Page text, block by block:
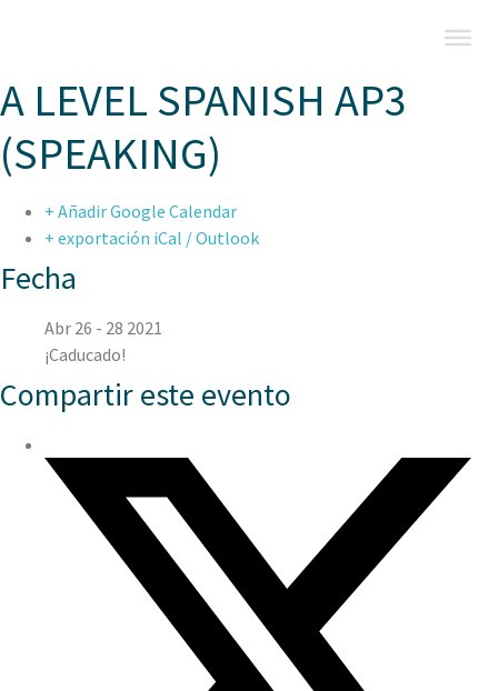
A LEVEL SPANISH AP3
(SPEAKING)
+ Añadir Google Calendar
+ exportación iCal / Outlook
Fecha
Abr 26 - 28 2021
¡Caducado!
Compartir este evento